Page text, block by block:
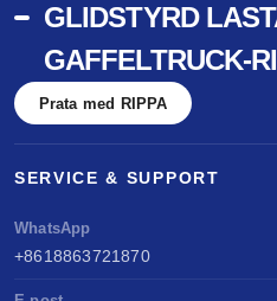
GLIDSTYRD
GAFFELTRUCK-
Prata med RIPPA
SERVICE & SUPPORT
WhatsApp
+8618863721870